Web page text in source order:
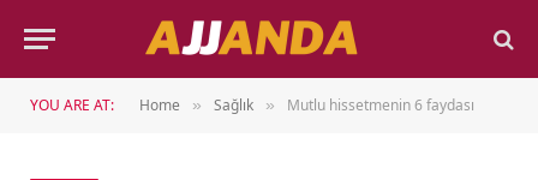
YOU ARE AT: Home » Sağlık » Mutlu hissetmenin 6 faydası